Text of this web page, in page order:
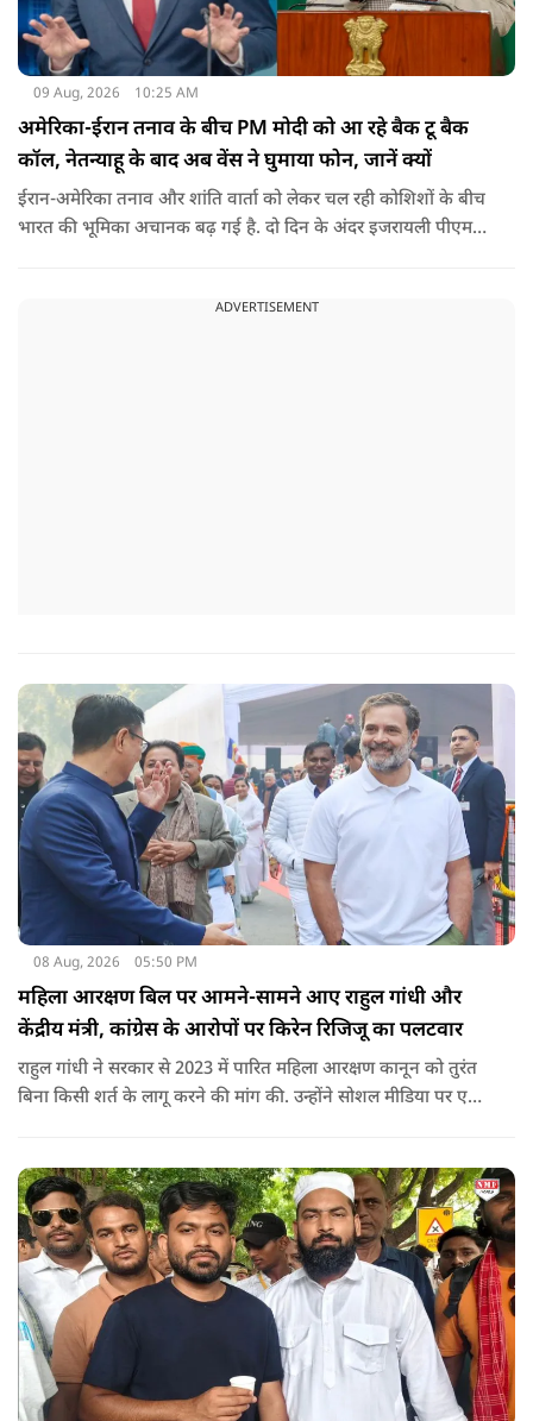
09 Aug, 2026 10:25 AM
अमेरिका-ईरान तनाव के बीच PM मोदी को आ रहे बैक टू बैक
कॉल, नेतन्याहू के बाद अब वेंस ने घुमाया फोन, जानें क्यों
ईरान-अमेरिका तनाव और शांति वार्ता को लेकर चल रही कोशिशों के बीच
भारत की भूमिका अचानक बढ़ गई है. दो दिन के अंदर इजरायली पीएम
ADVERTISEMENT
08 Aug, 2026 05:50 PM
महिला आरक्षण बिल पर आमने-सामने आए राहुल गांधी और
केंद्रीय मंत्री, कांग्रेस के आरोपों पर किरेन रिजिजू का पलटवार
राहुल गांधी ने सरकार से 2023 में पारित महिला आरक्षण कानून को तुरंत
बिना किसी शर्त के लागू करने की मांग की. उन्होंने सोशल मीडिया पर एक